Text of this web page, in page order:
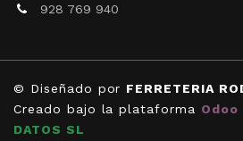
928 769 940
© Diseñado por FERRETERIA
Creado bajo la plataforma Odoo
DATOS SL